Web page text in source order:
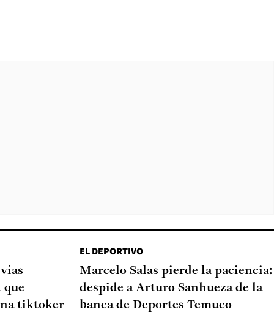
que
tiktoker
EL DEPORTIVO
Marcelo Salas pierde la paciencia:
despide a Arturo Sanhueza de la
banca de Deportes Temuco